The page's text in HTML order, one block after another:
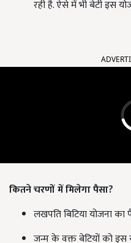
रही है. ऐसे में भी बेटी इस
कितने चरणों में मिलेगा पैसा?
लखपति बिटिया योजना
जन्म के वक्त बेटियों को